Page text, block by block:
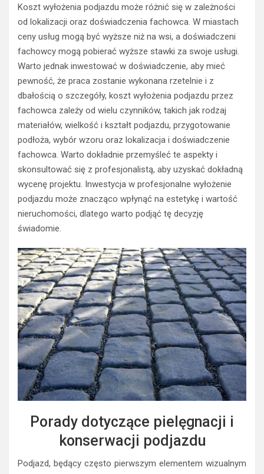
Koszt wyłożenia podjazdu może różnić się w zależności
od lokalizacji oraz doświadczenia fachowca. W miastach
ceny usług mogą być wyższe niż na wsi, a doświadczeni
fachowcy mogą pobierać wyższe stawki za swoje usługi.
Warto jednak inwestować w doświadczenie, aby mieć
pewność, że praca zostanie wykonana rzetelnie i z
dbałością o szczegóły, koszt wyłożenia podjazdu przez
fachowca zależy od wielu czynników, takich jak rodzaj
materiałów, wielkość i kształt podjazdu, przygotowanie
podłoża, wybór wzoru oraz lokalizacja i doświadczenie
fachowca. Warto dokładnie przemyśleć te aspekty i
skonsultować się z profesjonalistą, aby uzyskać dokładną
wycenę projektu. Inwestycja w profesjonalne wyłożenie
podjazdu może znacząco wpłynąć na estetykę i wartość
nieruchomości, dlatego warto podjąć tę decyzję
świadomie.
Porady dotyczące pielęgnacji i
konserwacji podjazdu
Podjazd, będący często pierwszym elementem wizualnym